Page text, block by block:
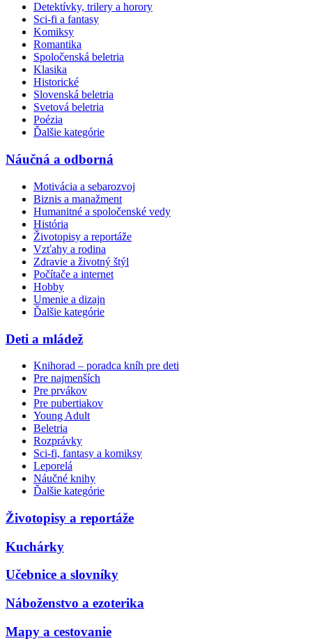
Detektívky, trilery a horory
Sci-fi a fantasy
Komiksy
Romantika
Spoločenská beletria
Klasika
Historické
Slovenská beletria
Svetová beletria
Poézia
Ďalšie kategórie
Náučná a odborná
Motivácia a sebarozvoj
Biznis a manažment
Humanitné a spoločenské vedy
História
Životopisy a reportáže
Vzťahy a rodina
Zdravie a životný štýl
Počítače a internet
Hobby
Umenie a dizajn
Ďalšie kategórie
Deti a mládež
Knihorad – poradca kníh pre deti
Pre najmenších
Pre prvákov
Pre pubertiakov
Young Adult
Beletria
Rozprávky
Sci-fi, fantasy a komiksy
Leporelá
Náučné knihy
Ďalšie kategórie
Životopisy a reportáže
Kuchárky
Učebnice a slovníky
Náboženstvo a ezoterika
Mapy a cestovanie